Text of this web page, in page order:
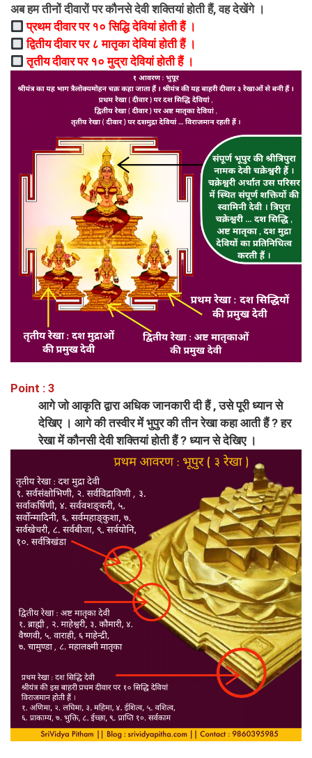
अब हम तीनों दीवारों पर कौनसे देवी शक्तियां होती हैं, वह देखेंगे ।
प्रथम दीवार पर १० सिद्धि देवियां होती हैं ।
द्वितीय दीवार पर ८ मातृका देवियां होती हैं ।
तृतीय दीवार पर १० मुद्रा देवियां होती हैं ।
Point : 3
आगे जो आकृति द्वारा अधिक जानकारी दी हैं , उसे पूरी ध्यान से
देखिए । आगे की तस्वीर में भुपुर की तीन रेखा कहा आती हैं ? हर
रेखा में कौनसी देवी शक्तियां होती हैं ? ध्यान से देखिए ।